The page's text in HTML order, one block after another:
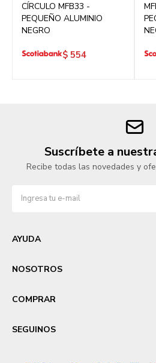
CÍRCULO MFB33 -
PEQUEÑO ALUMINIO
NEGRO
$ 554
Suscríbete a
Recibe todas las novedades y
AYUDA
NOSOTROS
COMPRAR
SEGUINOS